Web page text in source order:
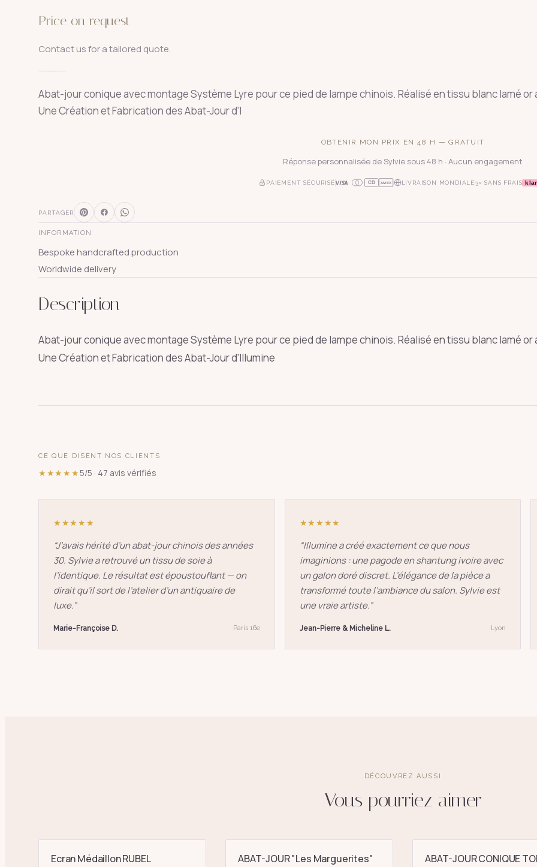
Price on request
Contact us for a tailored quote.
Abat-jour conique avec montage Système Lyre pour ce pied de lampe chinois. Réalisé en tissu blanc lamé
Une Création et Fabrication des Abat-Jour d'I
OBTENIR MON PRIX EN 48 H — GRATUIT
Réponse personnalisée de Sylvie sous 48 h · Aucun engagement
PAIEMENT SÉCURISÉ CB AMEX LIVRAISON MONDIALE 3× SANS FRAIS
PARTAGER
INFORMATION
Bespoke handcrafted production
Worldwide delivery
Description
Abat-jour conique avec montage Système Lyre pour ce pied de lampe chinois. Réalisé en tissu blanc lamé
Une Création et Fabrication des Abat-Jour d'Illumine
CE QUE DISENT NOS CLIENTS
★★★★★5/5 · 47 avis vérifiés
★★★★★
“J’avais hérité d’un abat-jour chinois des années
30. Sylvie a retrouvé un tissu de soie à
l’identique. Le résultat est époustouflant — on
dirait qu’il sort de l’atelier d’un antiquaire de
luxe.”
Marie-Françoise D. Paris 16e
★★★★★
“Illumine a créé exactement ce que nous
imaginions : une pagode en shantung ivoire avec
un galon doré discret. L’élégance de la pièce a
transformé toute l’ambiance du salon. Sylvie est
une vraie artiste.”
Jean-Pierre & Micheline L. Lyon
DÉCOUVREZ AUSSI
Vous pourriez aimer
Ecran Médaillon RUBEL ABAT-JOUR "Les Marguerites"
ABAT-JOUR CONIQUE